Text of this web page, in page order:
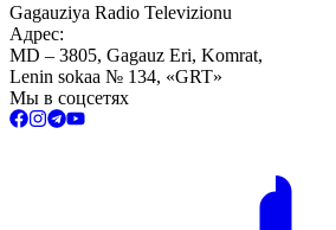
Gagauziya Radio Televizionu
Адрес:
MD – 3805, Gagauz Eri, Komrat,
Lenin sokaa № 134, «GRT»
Мы в соцсетях